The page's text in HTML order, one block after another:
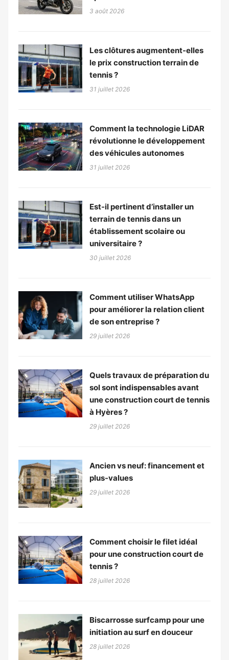
3 août 2026
Les clôtures augmentent-elles
le prix construction terrain de
tennis ?
31 juillet 2026
Comment la technologie LiDAR
révolutionne le développement
des véhicules autonomes
31 juillet 2026
Est-il pertinent d’installer un
terrain de tennis dans un
établissement scolaire ou
universitaire ?
30 juillet 2026
Comment utiliser WhatsApp
pour améliorer la relation client
de son entreprise ?
29 juillet 2026
Quels travaux de préparation du
sol sont indispensables avant
une construction court de tennis
à Hyères ?
29 juillet 2026
Ancien vs neuf: financement et
plus-values
29 juillet 2026
Comment choisir le filet idéal
pour une construction court de
tennis ?
28 juillet 2026
Biscarrosse surfcamp pour une
initiation au surf en douceur
28 juillet 2026